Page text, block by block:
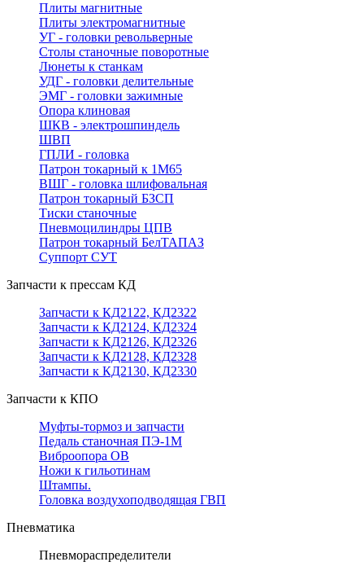
Плиты магнитные
Плиты электромагнитные
УГ - головки револьверные
Столы станочные поворотные
Люнеты к станкам
УДГ - головки делительные
ЭМГ - головки зажимные
Опора клиновая
ШКВ - электрошпиндель
ШВП
ГПЛИ - головка
Патрон токарный к 1М65
ВШГ - головка шлифовальная
Патрон токарный БЗСП
Тиски станочные
Пневмоцилиндры ЦПВ
Патрон токарный БелТАПАЗ
Суппорт СУТ
Запчасти к прессам КД
Запчасти к КД2122, КД2322
Запчасти к КД2124, КД2324
Запчасти к КД2126, КД2326
Запчасти к КД2128, КД2328
Запчасти к КД2130, КД2330
Запчасти к КПО
Муфты-тормоз и запчасти
Педаль станочная ПЭ-1М
Виброопора ОВ
Ножи к гильотинам
Штампы.
Головка воздухоподводящая ГВП
Пневматика
Пневмораспределители